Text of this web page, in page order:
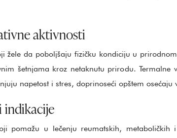
aktivnosti
žele da poboljšaju fizičku kondiciju u
šetnjama kroz netaknutu prirodu. Termalne
napetost i stres, doprinoseći opštem osećaju
indikacije
pomažu u lečenju reumatskih, metaboličkih